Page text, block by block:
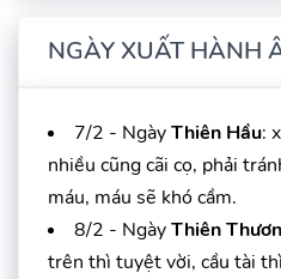
NGÀY XUẤT HÀNH
7/2 - NgàyThiên Hầu:
nhiều cũng cãi cọ, phải
máu, máu sẽ khó cầm.
8/2 - NgàyThiên
trên thì tuyệt vời, cầu tài